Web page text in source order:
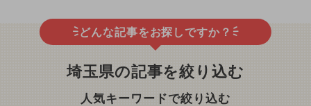
どんな記事をお探しですか？
埼玉県の記事を絞り込む
人気キーワードで絞り込む